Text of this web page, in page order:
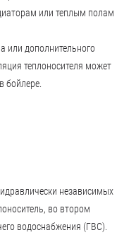
или теплым полам
или дополнительного
теплоносителя может
бойлере.
независимых
во втором
водоснабжения (ГВС).